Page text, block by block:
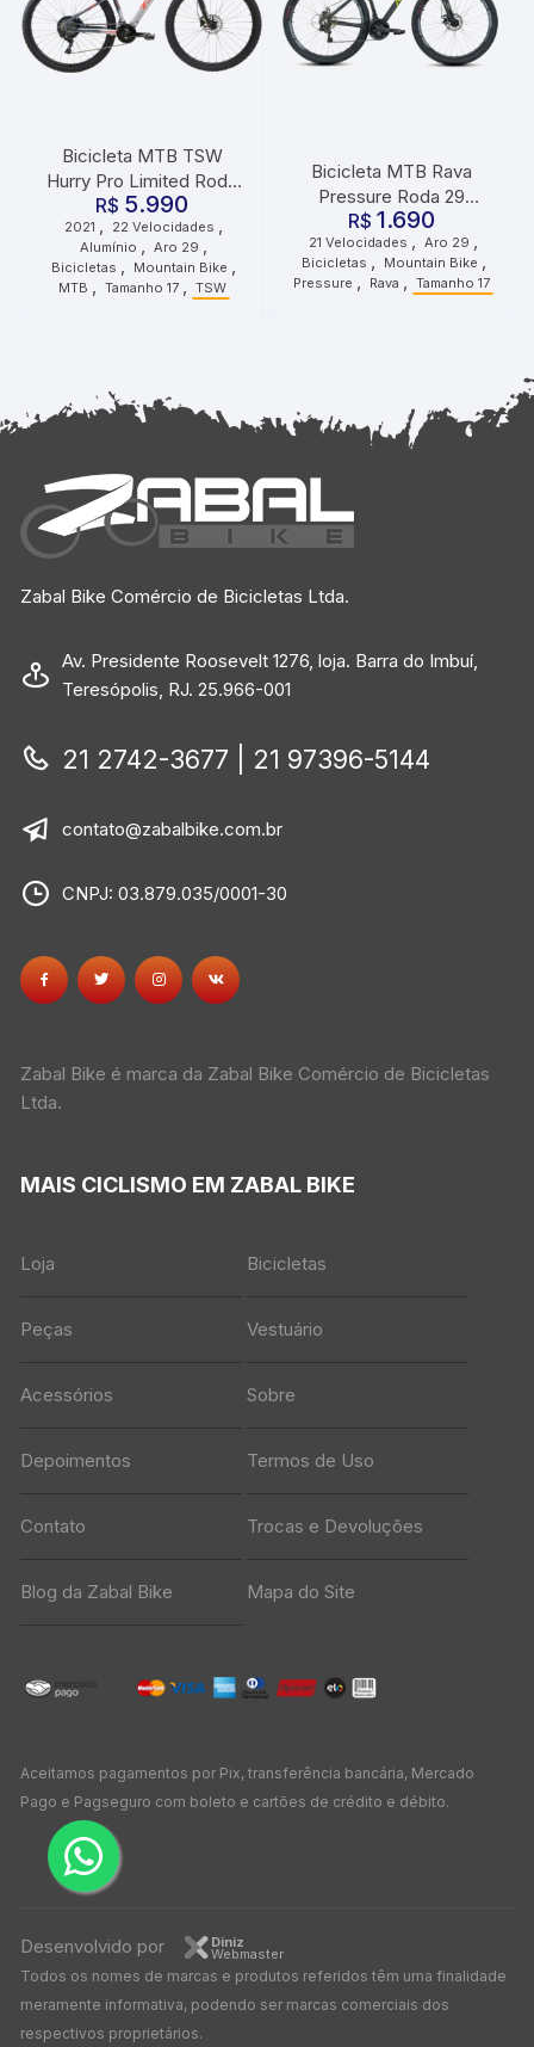
Bicicleta MTB TSW
Hurry Pro Limited Roda
29 Tamanho 17 22
Velocidades 2021 Cinza
Vermelho
R$ 5.990
2021 , 22 Velocidades ,
Alumínio , Aro 29 ,
Bicicletas , Mountain Bike ,
MTB , Tamanho 17 , TSW
Bicicleta MTB Rava
Pressure Roda 29
Tamanho 17 21
Velocidades Preto Verde
R$ 1.690
21 Velocidades Aro 29
Bicicletas Mountain Bike
Pressure Rava Tamanho 17
Zabal Bike Comércio de Bicicletas Ltda.
Av. Presidente Roosevelt 1276, loja. Barra do Imbuí,
Teresópolis, RJ. 25.966-001
21 2742-3677 | 21 97396-5144
contato@zabalbike.com.br
CNPJ: 03.879.035/0001-30
Zabal Bike é marca da Zabal Bike Comércio de Bicicletas
Ltda.
MAIS CICLISMO EM ZABAL BIKE
Loja Bicicletas
Peças Vestuário
Acessórios Sobre
Depoimentos Termos de Uso
Contato Trocas e Devoluções
Blog da Zabal Bike Mapa do Site
Aceitamos pagamentos por Pix, transferência bancária, Mercado
Pago e Pagseguro com boleto e cartões de crédito e débito.
Desenvolvido por Diniz
Webmaster
Todos os nomes de marcas e produtos referidos têm uma finalidade
meramente informativa, podendo ser marcas comerciais dos
respectivos proprietários.